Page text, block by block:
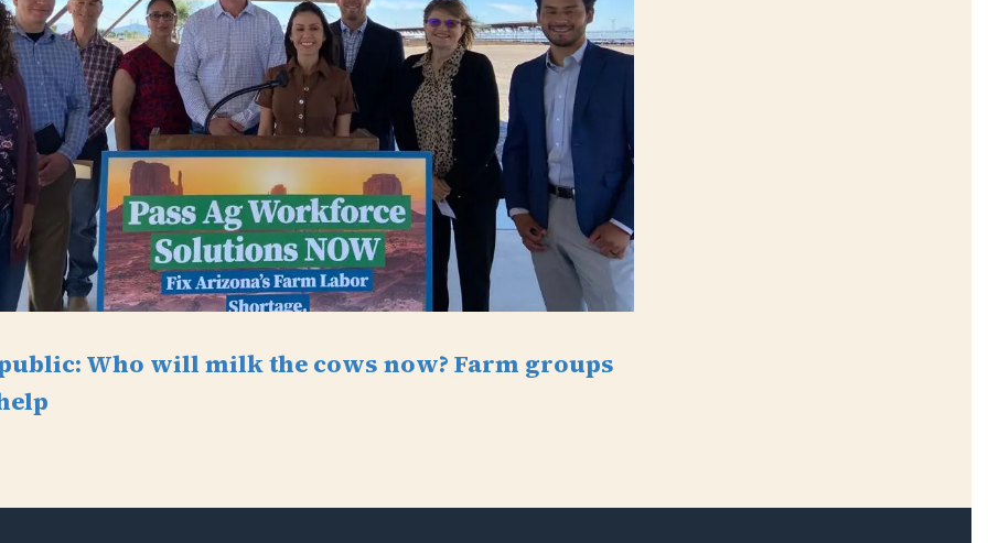
Who will milk the cows now? Farm groups